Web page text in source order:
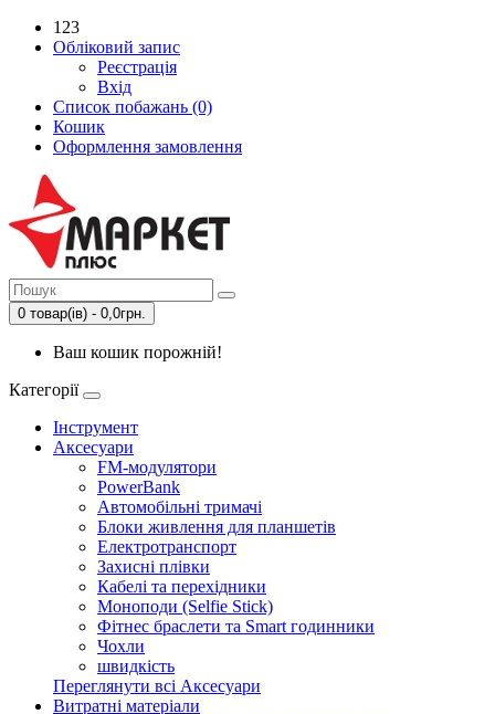
123
Обліковий запис
Реєстрація
Вхід
Список побажань (0)
Кошик
Оформлення замовлення
0 товар(ів) - 0,0грн.
Ваш кошик порожній!
Категорії
Інструмент
Аксесуари
FM-модулятори
PowerBank
Автомобільні тримачі
Блоки живлення для планшетів
Електротранспорт
Захисні плівки
Кабелі та перехідники
Моноподи (Selfie Stick)
Фітнес браслети та Smart годинники
Чохли
швидкість
Переглянути всі Аксесуари
Витратні матеріали